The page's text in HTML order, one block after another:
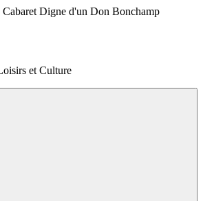
et Culture